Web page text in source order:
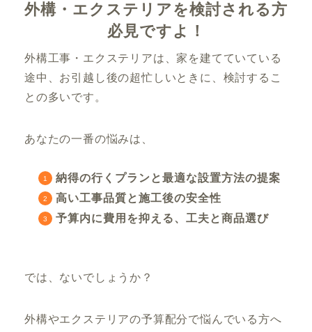
外構・エクステリアを検討される方
必見ですよ！
外構工事・エクステリアは、家を建てていている
途中、お引越し後の超忙しいときに、検討するこ
との多いです。
あなたの一番の悩みは、
納得の行くプランと最適な設置方法の提案
高い工事品質と施工後の安全性
予算内に費用を抑える、工夫と商品選び
では、ないでしょうか？
外構やエクステリアの予算配分で悩んでいる方へ